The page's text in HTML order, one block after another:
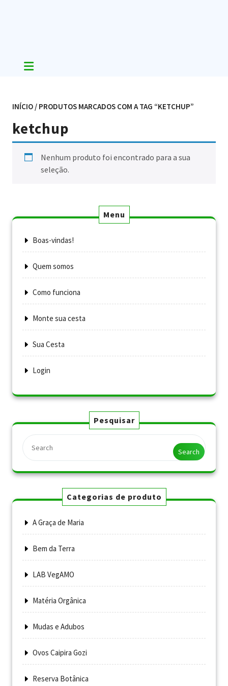
INÍCIO / PRODUTOS MARCADOS COM A TAG “KETCHUP”
ketchup
Nenhum produto foi encontrado para a sua
seleção.
Menu
Boas-vindas!
Quem somos
Como funciona
Monte sua cesta
Sua Cesta
Login
Pesquisar
Search
Categorias de produto
A Graça de Maria
Bem da Terra
LAB VegAMO
Matéria Orgânica
Mudas e Adubos
Ovos Caipira Gozi
Reserva Botânica